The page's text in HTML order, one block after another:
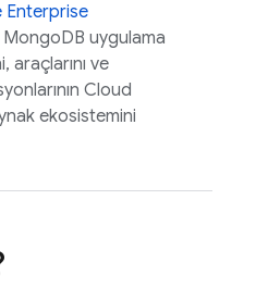
Enterprise
uygulama
araçlarını ve
Cloud
ekosistemini